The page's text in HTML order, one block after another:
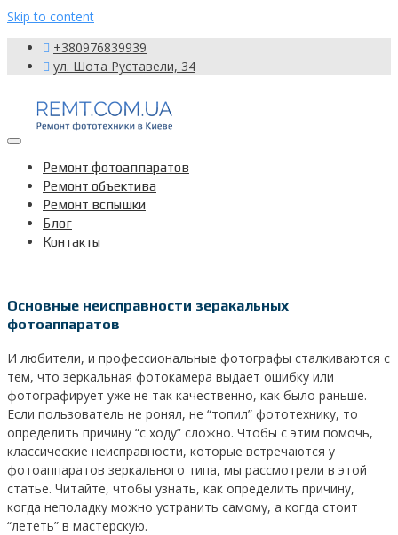
Skip to content
+380976839939
ул. Шота Руставели, 34
Toggle
navigationРемонт фотоаппаратов
Ремонт объектива
Ремонт вспышки
Блог
Контакты
Основные неисправности зеракальных
фотоаппаратов
И любители, и профессиональные фотографы сталкиваются с
тем, что зеркальная фотокамера выдает ошибку или
фотографирует уже не так качественно, как было раньше.
Если пользователь не ронял, не “топил” фототехнику, то
определить причину “с ходу” сложно. Чтобы с этим помочь,
классические неисправности, которые встречаются у
фотоаппаратов зеркального типа, мы рассмотрели в этой
статье. Читайте, чтобы узнать, как определить причину,
когда неполадку можно устранить самому, а когда стоит
“лететь” в мастерскую.